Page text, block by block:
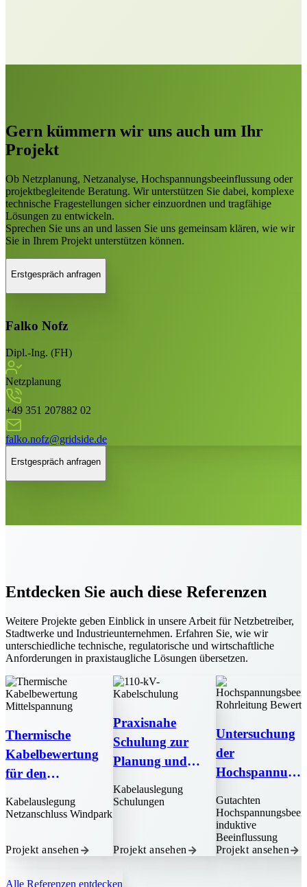
Gern kümmern wir uns auch um Ihr
Projekt
Ob Netzplanung, Netzanalyse, Hochspannungsbeeinflussung oder
projektbegleitende Beratung. Wir unterstützen Sie dabei, komplexe
technische Fragestellungen sicher einzuordnen und tragfähige
Lösungen zu entwickeln.
Sprechen Sie uns an und lassen Sie uns gemeinsam klären, wie wir
Sie in Ihrem Projekt unterstützen können.
Erstgespräch anfragen
Falko Nofz
Dipl.-Ing. (FH)
Netzplanung
+49 351 207882 02
falko.nofz@gridside.de
Erstgespräch anfragen
Entdecken Sie auch diese Referenzen
Weitere Projekte geben Einblick in unsere Arbeit für Netzbetreiber,
Stadtwerke und Industrieunternehmen. Erfahren Sie, wie wir
unterschiedliche technische, regulatorische und wirtschaftliche
Anforderungen in praxistaugliche Lösungen übersetzen.
Thermische
Kabelbewertung
für den
Windparks
Kabelauslegung
Netzanschluss Windpark
Projekt ansehen
Praxisnahe
Schulung zur
Planung und
110-kV-
Kabelauslegung
Schulungen
Projekt ansehen
Untersuchung
der
Hochspannun
g einer
Freileitung
Gutachten
induktive
Beeinflussung
Personensicherheit
Projekt ansehen
Alle Referenzen entdecken